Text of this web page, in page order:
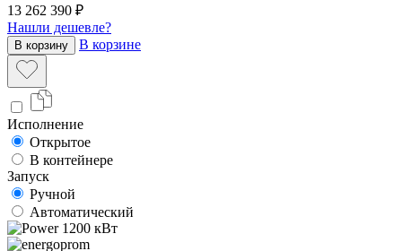
13 262 390 ₽
Нашли дешевле?
В корзину В корзине
Исполнение
Открытое
В контейнере
Запуск
Ручной
Автоматический
1200 кВт